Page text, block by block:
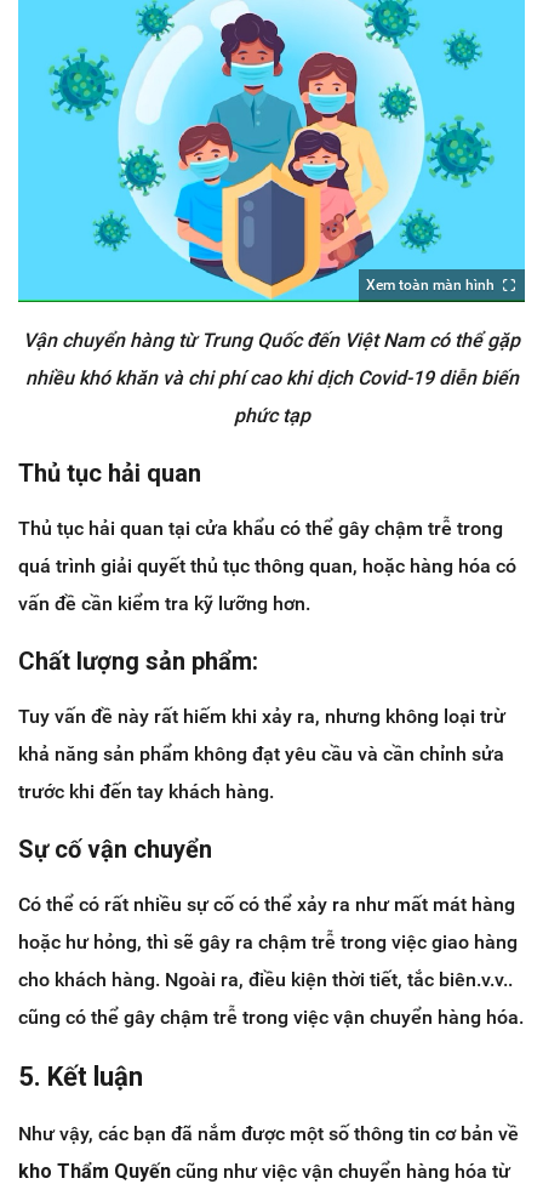
Xem toàn màn hình
Vận chuyển hàng từ Trung Quốc đến Việt Nam có thể gặp
nhiều khó khăn và chi phí cao khi dịch Covid-19 diễn biến
phức tạp
Thủ tục hải quan
Thủ tục hải quan tại cửa khẩu có thể gây chậm trễ trong
quá trình giải quyết thủ tục thông quan, hoặc hàng hóa có
vấn đề cần kiểm tra kỹ lưỡng hơn.
Chất lượng sản phẩm:
Tuy vấn đề này rất hiếm khi xảy ra, nhưng không loại trừ
khả năng sản phẩm không đạt yêu cầu và cần chỉnh sửa
trước khi đến tay khách hàng.
Sự cố vận chuyển
Có thể có rất nhiều sự cố có thể xảy ra như mất mát hàng
hoặc hư hỏng, thì sẽ gây ra chậm trễ trong việc giao hàng
cho khách hàng. Ngoài ra, điều kiện thời tiết, tắc biên.v.v..
cũng có thể gây chậm trễ trong việc vận chuyển hàng hóa.
5. Kết luận
Như vậy, các bạn đã nắm được một số thông tin cơ bản về
kho Thẩm Quyến cũng như việc vận chuyển hàng hóa từ